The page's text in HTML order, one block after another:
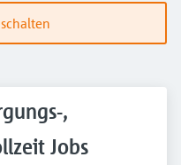
,
Jobs